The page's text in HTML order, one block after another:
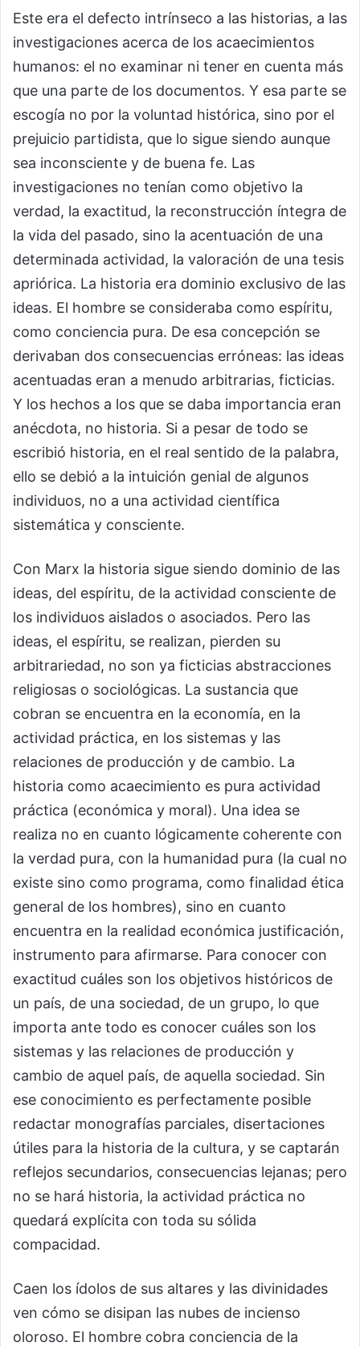
Este era el defecto intrínseco a las historias, a las
investigaciones acerca de los acaecimientos
humanos: el no examinar ni tener en cuenta más
que una parte de los documentos. Y esa parte se
escogía no por la voluntad histórica, sino por el
prejuicio partidista, que lo sigue siendo aunque
sea inconsciente y de buena fe. Las
investigaciones no tenían como objetivo la
verdad, la exactitud, la reconstrucción íntegra de
la vida del pasado, sino la acentuación de una
determinada actividad, la valoración de una tesis
apriórica. La historia era dominio exclusivo de las
ideas. El hombre se consideraba como espíritu,
como conciencia pura. De esa concepción se
derivaban dos consecuencias erróneas: las ideas
acentuadas eran a menudo arbitrarias, ficticias.
Y los hechos a los que se daba importancia eran
anécdota, no historia. Si a pesar de todo se
escribió historia, en el real sentido de la palabra,
ello se debió a la intuición genial de algunos
individuos, no a una actividad científica
sistemática y consciente.
Con Marx la historia sigue siendo dominio de las
ideas, del espíritu, de la actividad consciente de
los individuos aislados o asociados. Pero las
ideas, el espíritu, se realizan, pierden su
arbitrariedad, no son ya ficticias abstracciones
religiosas o sociológicas. La sustancia que
cobran se encuentra en la economía, en la
actividad práctica, en los sistemas y las
relaciones de producción y de cambio. La
historia como acaecimiento es pura actividad
práctica (económica y moral). Una idea se
realiza no en cuanto lógicamente coherente con
la verdad pura, con la humanidad pura (la cual no
existe sino como programa, como finalidad ética
general de los hombres), sino en cuanto
encuentra en la realidad económica justificación,
instrumento para afirmarse. Para conocer con
exactitud cuáles son los objetivos históricos de
un país, de una sociedad, de un grupo, lo que
importa ante todo es conocer cuáles son los
sistemas y las relaciones de producción y
cambio de aquel país, de aquella sociedad. Sin
ese conocimiento es perfectamente posible
redactar monografías parciales, disertaciones
útiles para la historia de la cultura, y se captarán
reflejos secundarios, consecuencias lejanas; pero
no se hará historia, la actividad práctica no
quedará explícita con toda su sólida
compacidad.
Caen los ídolos de sus altares y las divinidades
ven cómo se disipan las nubes de incienso
oloroso. El hombre cobra conciencia de la